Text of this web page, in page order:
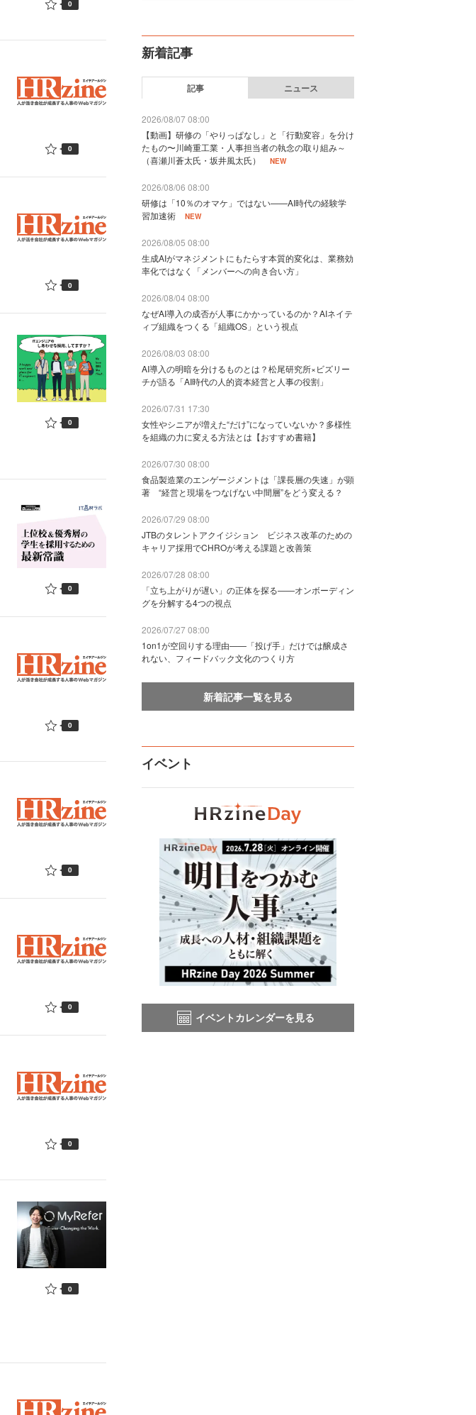
0
0
0
0
0
0
0
0
0
0
新着記事
記事 ニュース
2026/08/07 08:00
【動画】研修の「やりっぱなし」と「行動変容」を分け
たもの〜川崎重工業・人事担当者の執念の取り組み～
（喜瀬川蒼太氏・坂井風太氏）
NEW
2026/08/06 08:00
研修は「10％のオマケ」ではない——AI時代の経験学
習加速術
NEW
2026/08/05 08:00
生成AIがマネジメントにもたらす本質的変化は、業務効
率化ではなく「メンバーへの向き合い方」
2026/08/04 08:00
なぜAI導入の成否が人事にかかっているのか？AIネイテ
ィブ組織をつくる「組織OS」という視点
2026/08/03 08:00
AI導入の明暗を分けるものとは？松尾研究所×ビズリー
チが語る「AI時代の人的資本経営と人事の役割」
2026/07/31 17:30
女性やシニアが増えた“だけ”になっていないか？多様性
を組織の力に変える方法とは【おすすめ書籍】
2026/07/30 08:00
食品製造業のエンゲージメントは「課長層の失速」が顕
著 “経営と現場をつなげない中間層”をどう変える？
2026/07/29 08:00
JTBのタレントアクイジション ビジネス改革のための
キャリア採用でCHROが考える課題と改善策
2026/07/28 08:00
「立ち上がりが遅い」の正体を探る——オンボーディン
グを分解する4つの視点
2026/07/27 08:00
1on1が空回りする理由——「投げ手」だけでは醸成さ
れない、フィードバック文化のつくり方
新着記事一覧を見る
イベント
イベントカレンダーを見る